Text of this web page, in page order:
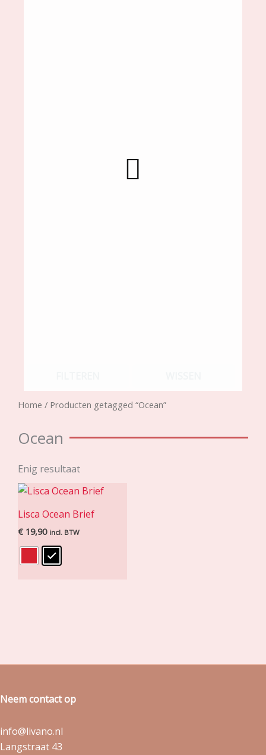
Home / Producten getagged “Ocean”
Ocean
Enig resultaat
Lisca Ocean Brief
€ 19,90 incl. BTW
Neem contact op
info@livano.nl
Langstraat 43